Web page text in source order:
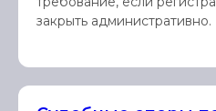
закрыть административно.